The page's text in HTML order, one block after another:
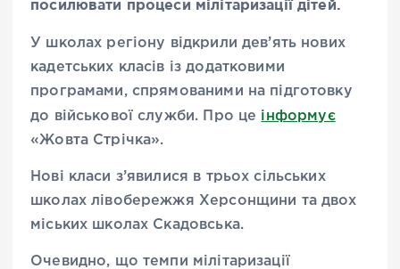
посилювати процеси мілітаризації дітей.
У школах регіону відкрили дев’ять нових
кадетських класів із додатковими
програмами, спрямованими на підготовку
до військової служби. Про це інформує
«Жовта Стрічка».
Нові класи з’явилися в трьох сільських
школах лівобережжя Херсонщини та двох
міських школах Скадовська.
Очевидно, що темпи мілітаризації